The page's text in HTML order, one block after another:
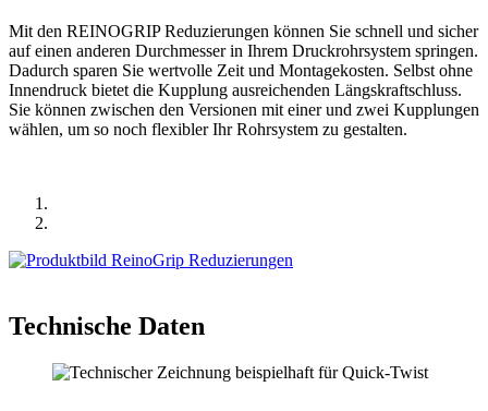
Mit den REINOGRIP Reduzie­rungen können Sie schnell und sicher
auf einen anderen Durch­messer in Ihrem Druck­rohr­system springen.
Dadurch sparen Sie wertvolle Zeit und Monta­ge­kosten. Selbst ohne
Innen­druck bietet die Kupplung ausrei­chenden Längskraftschluss.
Sie können zwischen den Versionen mit einer und zwei Kupplungen
wählen, um so noch flexibler Ihr Rohrsystem zu gestalten.
Technische Daten